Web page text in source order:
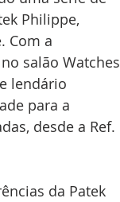
Philippe,
Com a
salão Watches
lendário
para a
desde a Ref.
da Patek